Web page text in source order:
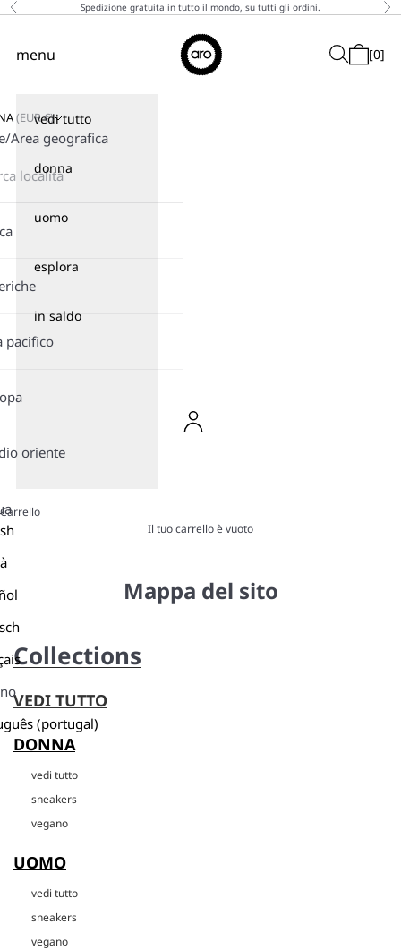
↵Skip to content
↵Skip to menu
↵Skip to footer
↵Open Accessibility Widget
Vai al contenuto
Precedente Spedizione gratuita in tutto il mondo, su tutti gli ordini.
Aro
Menù
menu Cerca
Carrello
[0]
vedi tutto
donna
uomo
esplora
in saldo
(EUR€)
Area geografica
pacifico
oriente
(portugal)
Carrello
Il tuo carrello è vuoto
Mappa del sito
Collections
VEDI TUTTO
DONNA
vedi tutto
sneakers
vegano
UOMO
vedi tutto
sneakers
vegano